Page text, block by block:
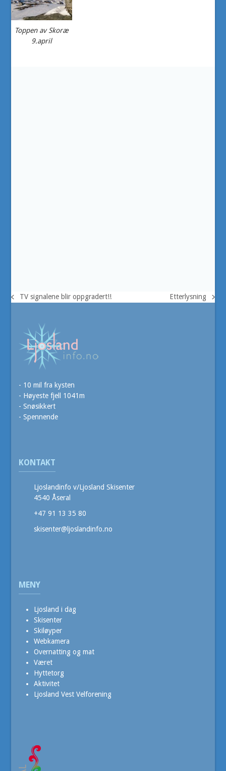
Toppen av Skoræ
9.april
previous
TV signalene blir oppgradert!!
next
Etterlysning
- 10 mil fra kysten
- Høyeste fjell 1041m
- Snøsikkert
- Spennende
KONTAKT
Ljoslandinfo v/Ljosland Skisenter
4540 Åseral
+47 91 13 35 80
skisenter@ljoslandinfo.no
MENY
Ljosland i dag
Skisenter
Skiløyper
Webkamera
Overnatting og mat
Været
Hyttetorg
Aktivitet
Ljosland Vest Velforening